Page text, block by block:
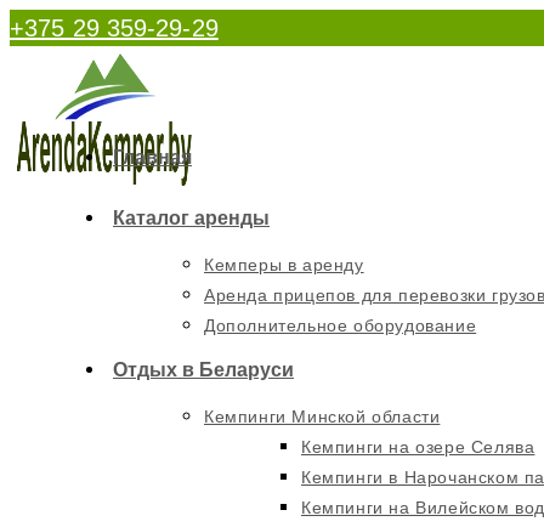
Перейти
к
содержимому
+375 29 359-29-29
Главная
Каталог аренды
Кемперы в аренду
Аренда прицепов для перевозки грузов
Дополнительное оборудование
Отдых в Беларуси
Кемпинги Минской области
Кемпинги на озере Селява
Кемпинги в Нарочанском
Кемпинги на Вилейском